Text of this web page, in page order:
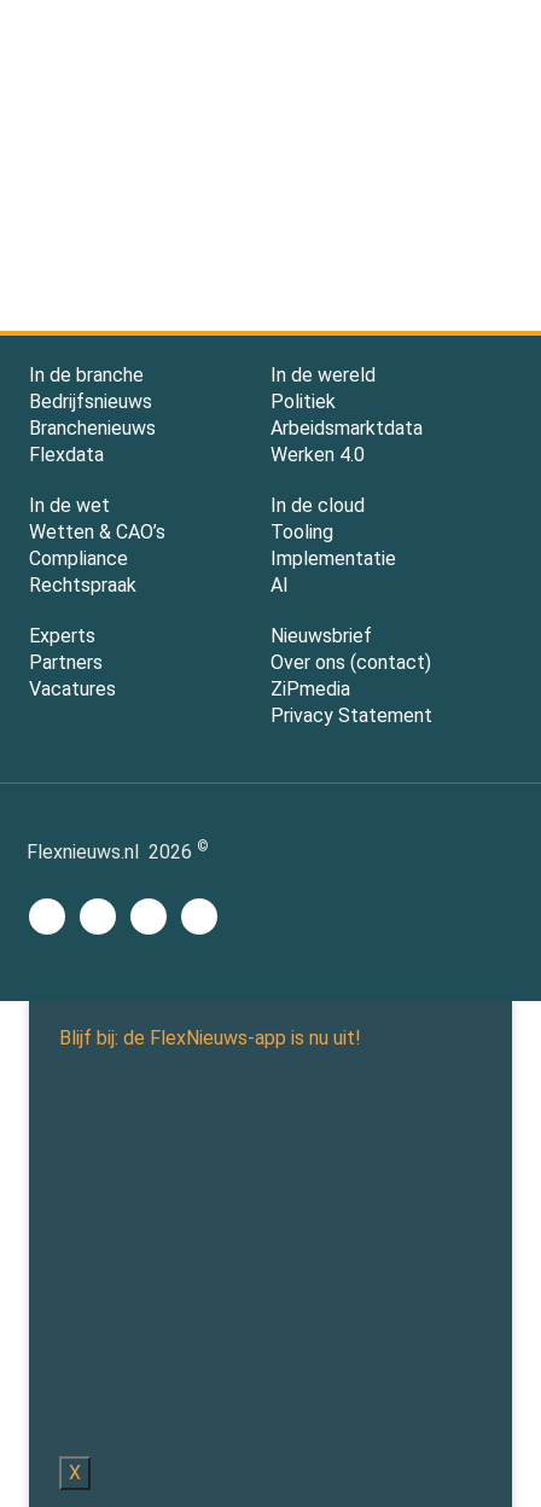
In de branche
Bedrijfsnieuws
Branchenieuws
Flexdata
In de wereld
Politiek
Arbeidsmarktdata
Werken 4.0
In de wet
Wetten & CAO’s
Compliance
Rechtspraak
In de cloud
Tooling
Implementatie
AI
Experts
Partners
Vacatures
Nieuwsbrief
Over ons (contact)
ZiPmedia
Privacy Statement
Flexnieuws.nl 2026 ©
Blijf bij: de FlexNieuws-app is nu uit!
X